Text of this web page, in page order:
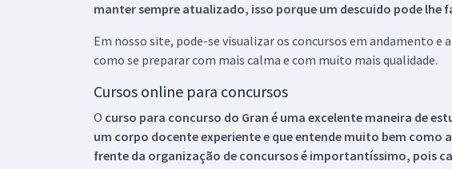
manter sempre atualizado, isso porque um descuido pode lhe
Em nosso site, pode-se visualizar os concursos em andamento
como se preparar com mais calma e com muito mais qualidade.
Cursos online para concursos
O curso para concurso do Gran é uma excelente maneira de
um corpo docente experiente e que entende muito bem como
frente da organização de concursos é importantíssimo, pois